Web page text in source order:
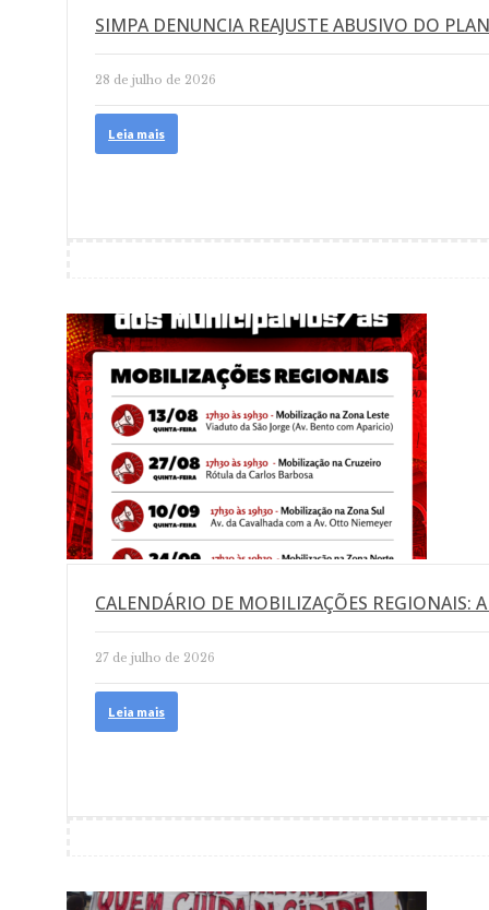
SIMPA DENUNCIA REAJUSTE ABUSIVO DO
28 de julho de 2026
Leia mais
CALENDÁRIO DE MOBILIZAÇÕES REGIONAIS:
27 de julho de 2026
Leia mais